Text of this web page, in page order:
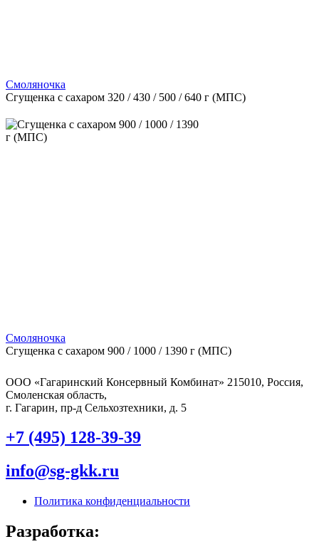
Смоляночка
Сгущенка с сахаром 320 / 430 / 500 / 640 г (МПС)
Смоляночка
Сгущенка с сахаром 900 / 1000 / 1390 г (МПС)
ООО «Гагаринский Консервный Комбинат» 215010, Россия,
Смоленская область,
г. Гагарин, пр-д Сельхозтехники, д. 5
+7 (495) 128-39-39
info@sg-gkk.ru
Политика конфиденциальности
Разработка: